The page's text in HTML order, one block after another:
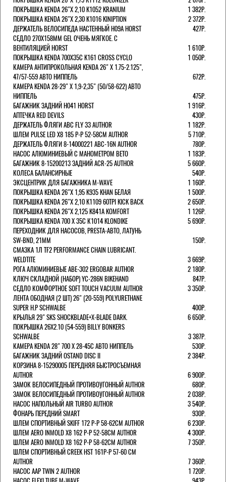
ПОКРЫШКА KENDA 26"Х 2,10 K1052 KRANIUM
1 382Р.
ПОКРЫШКА KENDA 26"Х 2,30 K1016 KINIPTION
2 372Р.
ДЕРЖАТЕЛЬ ВЕЛОСИПЕДА НАСТЕННЫЙ H09A HORST
427Р.
СЕДЛО 270Х158ММ GEL ОЧЕНЬ МЯГКОЕ. С
ВЕНТИЛЯЦИЕЙ HORST
1 610Р.
ПОКРЫШКА KENDA 700Х35С K161 CROSS CYCLO
1 050Р.
КАМЕРА АНТИПРОКОЛЬНАЯ KENDA 26" Х 1.75-2.125",
47/57-559 АВТО НИППЕЛЬ
672Р.
КАМЕРА KENDA 28-29" Х 1,9-2,35" (50/58-622) АВТО
НИППЕЛЬ
475Р.
БАГАЖНИК ЗАДНИЙ H041 HORST
1 916Р.
АПТЕЧКА RED DEVILS
430Р.
ДЕРЖАТЕЛЬ ФЛЯГИ АВС FLY 33 AUTHOR
1 182Р.
ШЛЕМ PULSE LED X8 185 Р-Р 52-58СМ AUTHOR
5 710Р.
ДЕРЖАТЕЛЬ ФЛЯГИ 8-14000221 ABC-16N AUTHOR
780Р.
НАСОС АЛЮМИНИЕВЫЙ С МАНОМЕТРОМ BETO
1 183Р.
БАГАЖНИК 8-15200213 ЗАДНИЙ ACR-25 AUTHOR
5 660Р.
КОЛЕСА БАЛАНСИРНЫЕ
540Р.
ЭКСЦЕНТРИК ДЛЯ БАГАЖНИКА M-WAVE
1 160Р.
ПОКРЫШКА KENDA 26"Х 1,95 K935 KHAN БЕЛАЯ
1 500Р.
ПОКРЫШКА KENDA 26"Х 2,10 K1109 60TPI KICK BACK
2 650Р.
ПОКРЫШКА KENDA 26"Х 2,125 K841A KOMFORT
1 126Р.
ПОКРЫШКА KENDA 700 Х 35С К1014 KLONDIKE
5 690Р.
ПЕРЕХОДНИК ДЛЯ НАСОСОВ, PRESTA-АВТО, ЛАТУНЬ
SW-BND, 21ММ
150Р.
СМАЗКА 1Л TF2 PERFORMANCE CHAIN LUBRICANT.
WELDTITE
3 669Р.
РОГА АЛЮМИНИЕВЫЕ ABE-302 ERGOBAR AUTHOR
2 180Р.
КЛЮЧ СКЛАДНОЙ (НАБОР) YC-286N BIKEHAND
847Р.
СЕДЛО КОМФОРТНОЕ SOFT TOUCH VACUUM AUTHOR
3 350Р.
ЛЕНТА ОБОДНАЯ (2 ШТ) 26" (20-559) POLYURETHANE
SUPER H.P SCHWALBE
400Р.
КРЫЛЬЯ 29" SKS SHOCKBLADE+X-BLADE DARK.
6 650Р.
ПОКРЫШКА 26X2.10 (54-559) BILLY BONKERS
SCHWALBE
3 387Р.
КАМЕРА KENDA 28" 700 Х 28-45С АВТО НИППЕЛЬ
530Р.
БАГАЖНИК ЗАДНИЙ OSTAND DISC II
2 384Р.
КОРЗИНА 8-15290005 ПЕРЕДНЯЯ БЫСТРОСЪЕМНАЯ
AUTHOR
6 900Р.
ЗАМОК ВЕЛОСИПЕДНЫЙ ПРОТИВОУГОННЫЙ AUTHOR
680Р.
ЗАМОК ВЕЛОСИПЕДНЫЙ ПРОТИВОУГОННЫЙ AUTHOR
2 038Р.
НАСОС НАПОЛЬНЫЙ AIR TURBO AUTHOR
3 540Р.
ФОНАРЬ ПЕРЕДНИЙ SMART
930Р.
ШЛЕМ СПОРТИВНЫЙ SKIFF 172 Р-Р 58-62СМ AUTHOR
6 230Р.
ШЛЕМ AERO INMOLD X8 162 Р-Р 52-58СМ AUTHOR
4 300Р.
ШЛЕМ AERO INMOLD X8 162 Р-Р 58-62СМ AUTHOR
7 350Р.
ШЛЕМ СПОРТИВНЫЙ CREEK HST 161Р-Р 57-60 СМ
AUTHOR
7 360Р.
НАСОС AAP TWIN 2 AUTHOR
1 720Р.